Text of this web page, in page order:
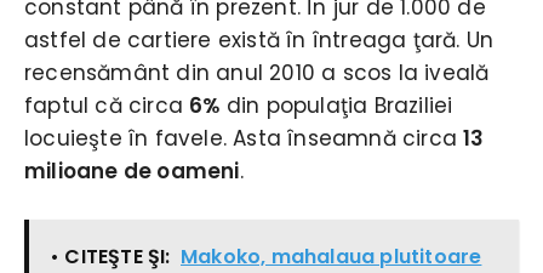
constant până în prezent. În jur de 1.000 de
astfel de cartiere există în întreaga ţară. Un
recensământ din anul 2010 a scos la iveală
faptul că circa 6% din populaţia Braziliei
locuieşte în favele. Asta înseamnă circa13
milioane de oameni.
• CITEŞTE ŞI: Makoko, mahalaua plutitoare